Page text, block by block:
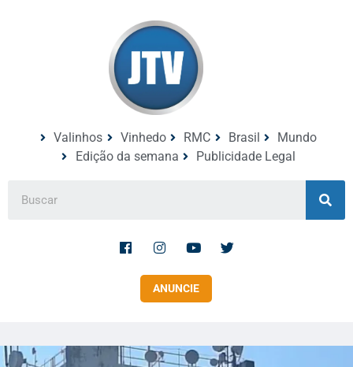
Valinhos Vinhedo RMC Brasil
Mundo
Edição da semana
Publicidade Legal
ANUNCIE